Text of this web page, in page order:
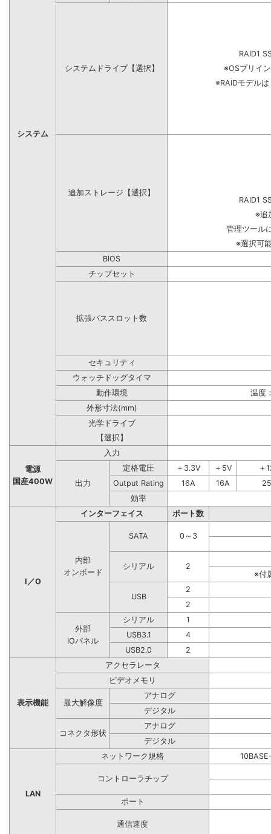
システム
システムドライブ【選択】
RAID1
※OSプリイ
※RAIDモデル
追加ストレージ【選択】
RAID1
※追
管理ツール
※選択可
BIOS
チップセット
拡張バススロット数
セキュリティ
ウォッチドッグタイマ
動作環境
温度
外形寸法(mm)
光学ドライブ
【選択】
電源
国産400W
入力
出力
定格電圧 ＋3.3V ＋5V
＋
Output Rating
16A 16A
効率
I／O
インターフェイス ポート数
内部
オンボード
SATA 0～3
シリアル
2
※付
USB
2
2
外部
IOパネル
シリアル
1
USB3.1
4
USB2.0
2
表示機能
アクセラレータ
ビデオメモリ
最大解像度
アナログ
デジタル
コネクタ形状
アナログ
デジタル
LAN
ネットワーク規格
コントローラチップ
ポート
通信速度